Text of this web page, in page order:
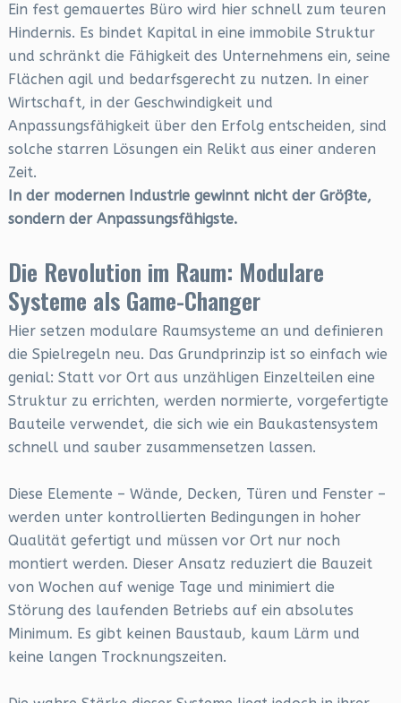
Ein fest gemauertes Büro wird hier schnell zum teuren
Hindernis. Es bindet Kapital in eine immobile Struktur
und schränkt die Fähigkeit des Unternehmens ein, seine
Flächen agil und bedarfsgerecht zu nutzen. In einer
Wirtschaft, in der Geschwindigkeit und
Anpassungsfähigkeit über den Erfolg entscheiden, sind
solche starren Lösungen ein Relikt aus einer anderen
Zeit.
In der modernen Industrie gewinnt nicht der Größte,
sondern der Anpassungsfähigste.
Die Revolution im Raum: Modulare
Systeme als Game-Changer
Hier setzen modulare Raumsysteme an und definieren
die Spielregeln neu. Das Grundprinzip ist so einfach wie
genial: Statt vor Ort aus unzähligen Einzelteilen eine
Struktur zu errichten, werden normierte, vorgefertigte
Bauteile verwendet, die sich wie ein Baukastensystem
schnell und sauber zusammensetzen lassen.
Diese Elemente – Wände, Decken, Türen und Fenster –
werden unter kontrollierten Bedingungen in hoher
Qualität gefertigt und müssen vor Ort nur noch
montiert werden. Dieser Ansatz reduziert die Bauzeit
von Wochen auf wenige Tage und minimiert die
Störung des laufenden Betriebs auf ein absolutes
Minimum. Es gibt keinen Baustaub, kaum Lärm und
keine langen Trocknungszeiten.